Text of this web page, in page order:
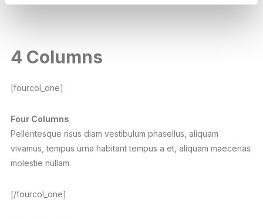
4 Columns
[fourcol_one]
Four Columns
Pellentesque risus diam vestibulum phasellus, aliquam
vivamus, tempus urna habitant tempus a et, aliquam maecenas
molestie nullam.
[/fourcol_one]